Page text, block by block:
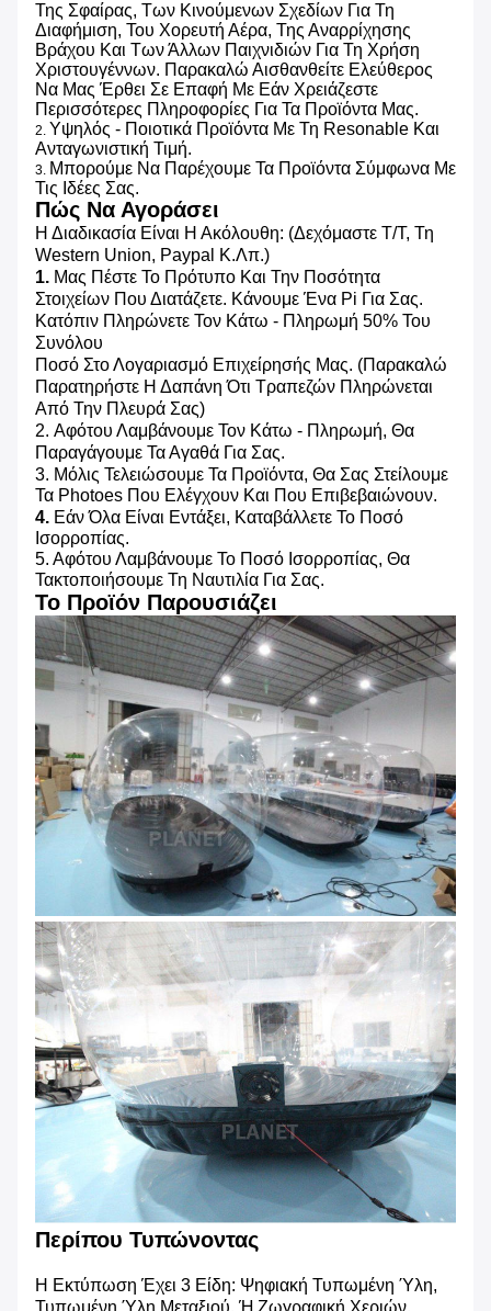
Της Σφαίρας, Των Κινούμενων Σχεδίων Για Τη
Διαφήμιση, Του Χορευτή Αέρα, Της Αναρρίχησης
Βράχου Και Των Άλλων Παιχνιδιών Για Τη Χρήση
Χριστουγέννων. Παρακαλώ Αισθανθείτε Ελεύθερος
Να Μας Έρθει Σε Επαφή Με Εάν Χρειάζεστε
Περισσότερες Πληροφορίες Για Τα Προϊόντα Μας.
2. Υψηλός - Ποιοτικά Προϊόντα Με Τη Resonable Και
Ανταγωνιστική Τιμή.
3. Μπορούμε Να Παρέχουμε Τα Προϊόντα Σύμφωνα Με
Τις Ιδέες Σας.
Πώς Να Αγοράσει
Η Διαδικασία Είναι Η Ακόλουθη: (δεχόμαστε T/T, Τη
Western Union, Paypal Κ.λπ.)
1. Μας Πέστε Το Πρότυπο Και Την Ποσότητα
Στοιχείων Που Διατάζετε. Κάνουμε Ένα Pi Για Σας.
Κατόπιν Πληρώνετε Τον Κάτω - Πληρωμή 50% Του
Συνόλου
Ποσό Στο Λογαριασμό Επιχείρησής Μας. (Παρακαλώ
Παρατηρήστε Η Δαπάνη Ότι Τραπεζών Πληρώνεται
Από Την Πλευρά Σας)
2. Αφότου Λαμβάνουμε Τον Κάτω - Πληρωμή, Θα
Παραγάγουμε Τα Αγαθά Για Σας.
3. Μόλις Τελειώσουμε Τα Προϊόντα, Θα Σας Στείλουμε
Τα Photoes Που Ελέγχουν Και Που Επιβεβαιώνουν.
4. Εάν Όλα Είναι Εντάξει, Καταβάλλετε Το Ποσό
Ισορροπίας.
5. Αφότου Λαμβάνουμε Το Ποσό Ισορροπίας, Θα
Τακτοποιήσουμε Τη Ναυτιλία Για Σας.
Το Προϊόν Παρουσιάζει
Περίπου Τυπώνοντας
Η Εκτύπωση Έχει 3 Είδη: Ψηφιακή Τυπωμένη Ύλη,
Τυπωμένη Ύλη Μεταξιού, Ή Ζωγραφική Χεριών.